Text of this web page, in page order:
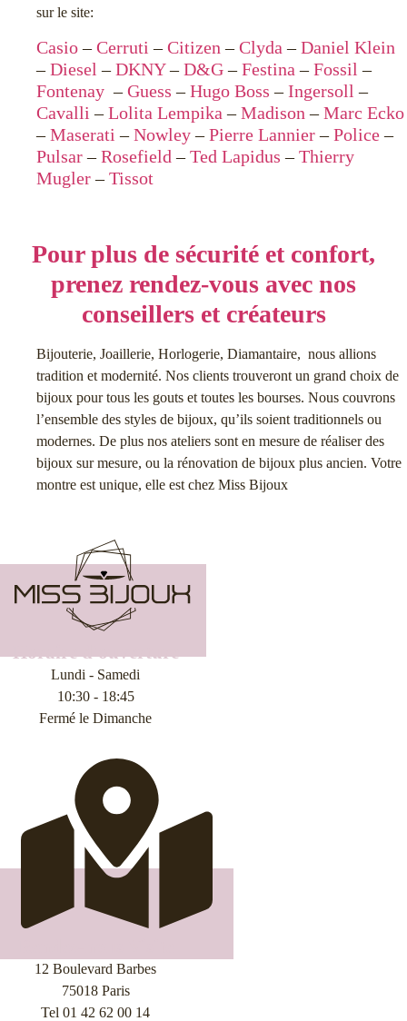
sur le site:
Casio–Cerruti –Citizen–Clyda–Daniel Klein
–Diesel –DKNY–D&G–Festina–Fossil –
Fontenay –Guess –Hugo Boss –Ingersoll –
Cavalli –Lolita Lempika–Madison–Marc Ecko
–Maserati –Nowley–Pierre Lannier–Police–
Pulsar–Rosefield–Ted Lapidus –Thierry
Mugler–Tissot
Pour plus de sécurité et confort,
prenez rendez-vous avec nos
conseillers et créateurs
Bijouterie, Joaillerie, Horlogerie, Diamantaire, nous allions
tradition et modernité. Nos clients trouveront un grand choix de
bijoux pour tous les gouts et toutes les bourses. Nous couvrons
l’ensemble des styles de bijoux, qu’ils soient traditionnels ou
modernes. De plus nos ateliers sont en mesure de réaliser des
bijoux sur mesure, ou la rénovation de bijoux plus ancien. Votre
montre est unique, elle est chez Miss Bijoux
Horaire d'ouverture
Lundi - Samedi
10:30 - 18:45
Fermé le Dimanche
12 Boulevard Barbes
75018 Paris
Tel 01 42 62 00 14